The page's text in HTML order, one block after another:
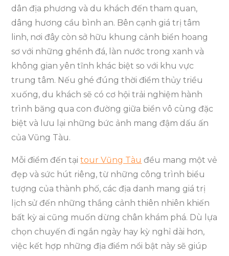
dân địa phương và du khách đến tham quan,
dâng hương cầu bình an. Bên cạnh giá trị tâm
linh, nơi đây còn sở hữu khung cảnh biển hoang
sơ với những ghềnh đá, làn nước trong xanh và
không gian yên tĩnh khác biệt so với khu vực
trung tâm. Nếu ghé đúng thời điểm thủy triều
xuống, du khách sẽ có cơ hội trải nghiệm hành
trình băng qua con đường giữa biển vô cùng đặc
biệt và lưu lại những bức ảnh mang đậm dấu ấn
của Vũng Tàu.
Mỗi điểm đến tạitour Vũng Tàu đều mang một vẻ
đẹp và sức hút riêng, từ những công trình biểu
tượng của thành phố, các địa danh mang giá trị
lịch sử đến những thắng cảnh thiên nhiên khiến
bất kỳ ai cũng muốn dừng chân khám phá. Dù lựa
chọn chuyến đi ngắn ngày hay kỳ nghỉ dài hơn,
việc kết hợp những địa điểm nổi bật này sẽ giúp